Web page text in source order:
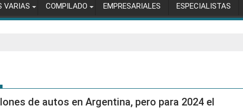
VARIAS COMPILADO EMPRESARIALES ESPECIALISTAS
de autos en Argentina, pero para 2024 el